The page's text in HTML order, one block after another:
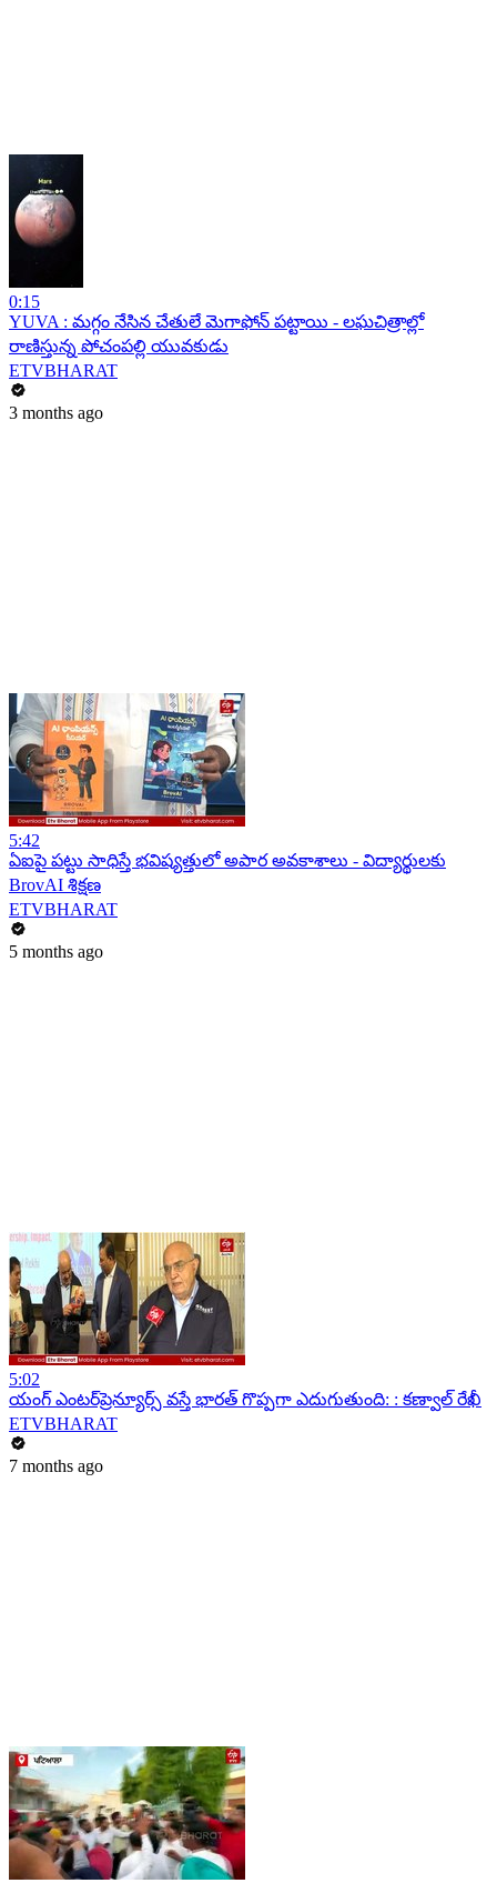
0:15
YUVA : మగ్గం నేసిన చేతులే మెగాఫోన్ పట్టాయి - లఘచిత్రాల్లో
రాణిస్తున్న పోచంపల్లి యువకుడు
ETVBHARAT
3 months ago
5:42
ఏఐపై పట్టు సాధిస్తే భవిష్యత్తులో అపార అవకాశాలు - విద్యార్థులకు
BrovAI శిక్షణ
ETVBHARAT
5 months ago
5:02
యంగ్ ఎంటర్‌ప్రెన్యూర్స్ వస్తే భారత్ గొప్పగా ఎదుగుతుంది: : కణ్వాల్ రేఖీ
ETVBHARAT
7 months ago